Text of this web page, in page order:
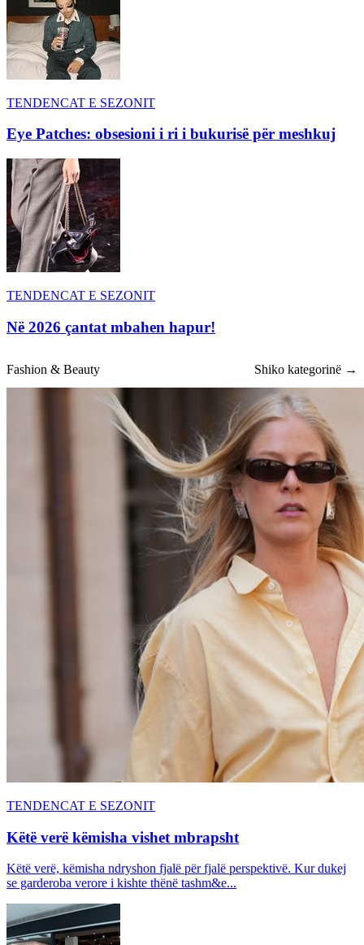
TENDENCAT E SEZONIT
Eye Patches: obsesioni i ri i bukurisë për meshkuj
TENDENCAT E SEZONIT
Në 2026 çantat mbahen hapur!
Fashion & Beauty Shiko kategorinë →
TENDENCAT E SEZONIT
Këtë verë këmisha vishet mbrapsht
Këtë verë, këmisha ndryshon fjalë për fjalë perspektivë. Kur dukej
se garderoba verore i kishte thënë tashm&e...